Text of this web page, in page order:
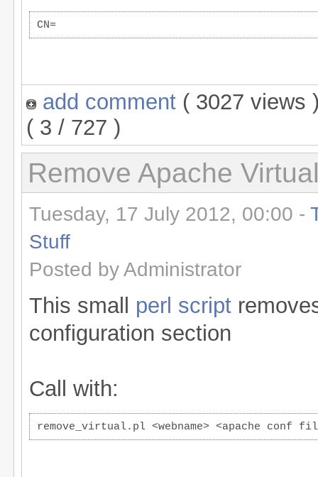
CN=
add comment ( 3027
( 3 / 727 )
Remove Apache
Tuesday, 17 July 2012, 00:00 -
Stuff
Posted by Administrator
This small perl script
configuration section
Call with:
remove_virtual.pl <webname> <apache conf